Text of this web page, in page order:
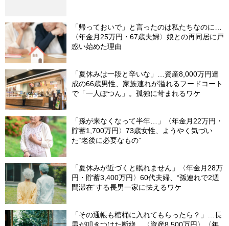
「帰っておいで」と言ったのは私たちなのに…
〈年金月25万円・67歳夫婦〉娘との再同居に戸
惑い始めた理由
「夏休みは一段と辛いな」…資産8,000万円達
成の66歳男性、家族連れが溢れるフードコート
で「一人ぽつん」。孤独に苛まれるワケ
「孫が来なくなって半年…」〈年金月22万円・
貯蓄1,700万円〉73歳女性、ようやく気づい
た“老後に必要なもの”
「夏休みが近づくと眠れません」〈年金月28万
円・貯蓄3,400万円〉60代夫婦、“孫連れで2週
間滞在”する長男一家に怯えるワケ
「その通帳も棺桶に入れてもらったら？」…長